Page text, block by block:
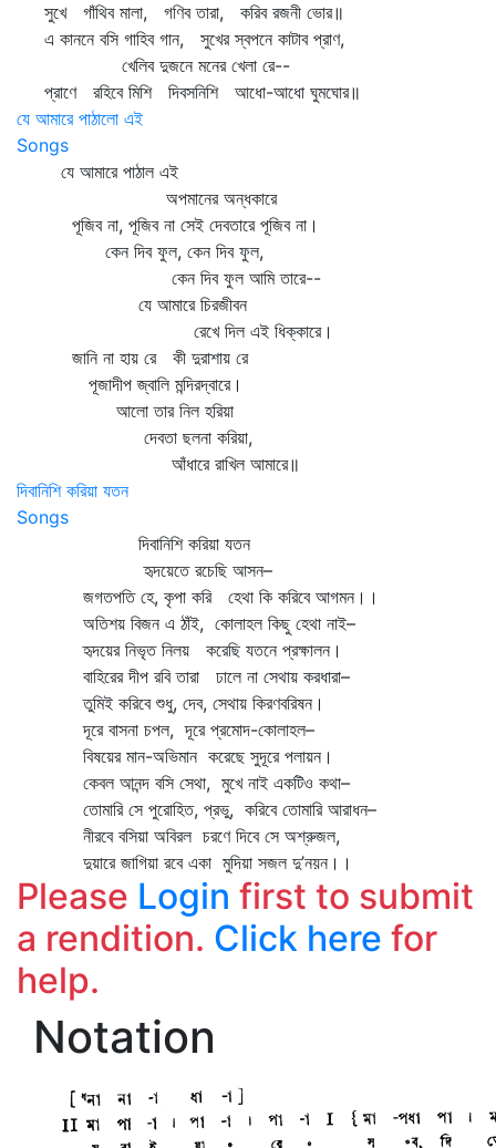
সুখে গাঁথিব মালা, গণিব তারা, করিব রজনী ভোর॥
এ কাননে বসি গাহিব গান, সুখের স্বপনে কাটাব প্রাণ,
খেলিব দুজনে মনের খেলা রে--
প্রাণে রহিবে মিশি দিবসনিশি আধো-আধো ঘুমঘোর॥
যে আমারে পাঠালো এই
Songs
যে আমারে পাঠাল এই
অপমানের অন্ধকারে
পূজিব না, পূজিব না সেই দেবতারে পূজিব না।
কেন দিব ফুল, কেন দিব ফুল,
কেন দিব ফুল আমি তারে--
যে আমারে চিরজীবন
রেখে দিল এই ধিক্‌কারে।
জানি না হায় রে কী দুরাশায় রে
পূজাদীপ জ্বালি মন্দিরদ্বারে।
আলো তার নিল হরিয়া
দেবতা ছলনা করিয়া,
আঁধারে রাখিল আমারে॥
দিবানিশি করিয়া যতন
Songs
দিবানিশি করিয়া যতন
হৃদয়েতে রচেছি আসন–
জগতপতি হে, কৃপা করি হেথা কি করিবে আগমন।।
অতিশয় বিজন এ ঠাঁই, কোলাহল কিছু হেথা নাই–
হৃদয়ের নিভৃত নিলয় করেছি যতনে প্রক্ষালন।
বাহিরের দীপ রবি তারা ঢালে না সেথায় করধারা–
তুমিই করিবে শুধু, দেব, সেথায় কিরণবরিষন।
দূরে বাসনা চপল, দূরে প্রমোদ-কোলাহল–
বিষয়ের মান-অভিমান করেছে সুদূরে পলায়ন।
কেবল আনন্দ বসি সেথা, মুখে নাই একটিও কথা–
তোমারি সে পুরোহিত, প্রভু, করিবে তোমারি আরাধন–
নীরবে বসিয়া অবিরল চরণে দিবে সে অশ্রুজল,
দুয়ারে জাগিয়া রবে একা মুদিয়া সজল দু’নয়ন।।
Please Login first to submit
a rendition. Click here for
help.
Notation